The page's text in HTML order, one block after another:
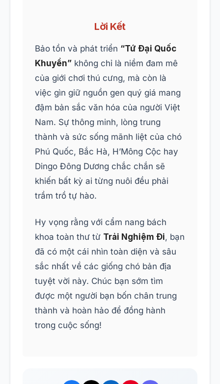
Lời Kết
Bảo tồn và phát triển “Tứ Đại Quốc
Khuyển” không chỉ là niềm đam mê
của giới chơi thú cưng, mà còn là
việc gìn giữ nguồn gen quý giá mang
đậm bản sắc văn hóa của người Việt
Nam. Sự thông minh, lòng trung
thành và sức sống mãnh liệt của chó
Phú Quốc, Bắc Hà, H’Mông Cộc hay
Dingo Đông Dương chắc chắn sẽ
khiến bất kỳ ai từng nuôi đều phải
trầm trồ tự hào.
Hy vọng rằng với cẩm nang bách
khoa toàn thư từ Trải Nghiệm Đi, bạn
đã có một cái nhìn toàn diện và sâu
sắc nhất về các giống chó bản địa
tuyệt vời này. Chúc bạn sớm tìm
được một người bạn bốn chân trung
thành và hoàn hảo để đồng hành
trong cuộc sống!